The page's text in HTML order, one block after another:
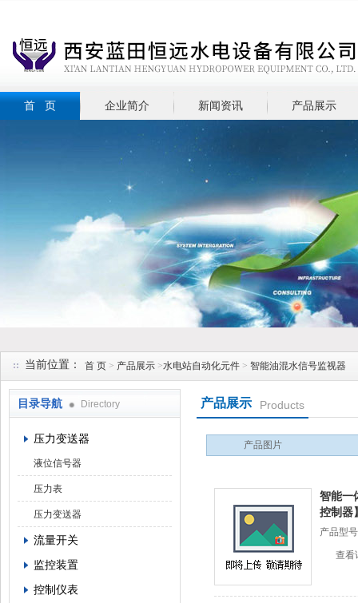
首 页 企业简介 新闻资讯 产品展示
当前位置： 首 页 > 产品展示 >水电站自动化元件 > 智能油混水信号监视器
目录导航 Directory
压力变送器
液位信号器
压力表
压力变送器
流量开关
监控装置
控制仪表
产品展示 Products
产品图片
智能一
控制器
产品型
查看